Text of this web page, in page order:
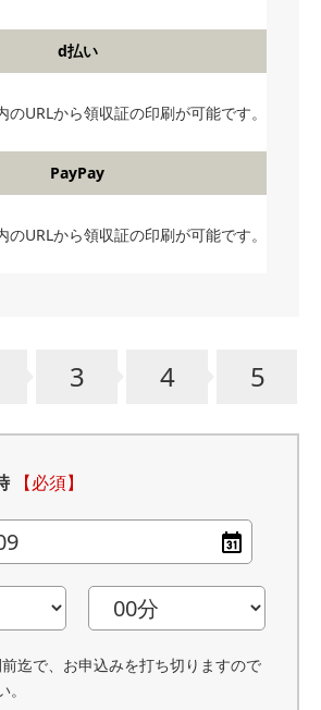
d払い
URLから領収証の印刷が可能です。
PayPay
URLから領収証の印刷が可能です。
3 4 5
【必須】
迄で、お申込みを打ち切りますので